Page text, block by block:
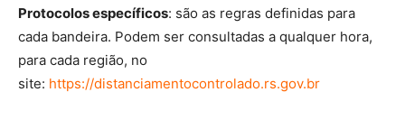
Protocolos específicos: são as regras definidas para
cada bandeira. Podem ser consultadas a qualquer hora,
para cada região, no
site: https://distanciamentocontrolado.rs.gov.br